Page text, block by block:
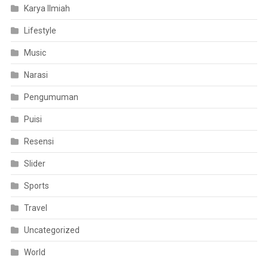
Karya Ilmiah
Lifestyle
Music
Narasi
Pengumuman
Puisi
Resensi
Slider
Sports
Travel
Uncategorized
World